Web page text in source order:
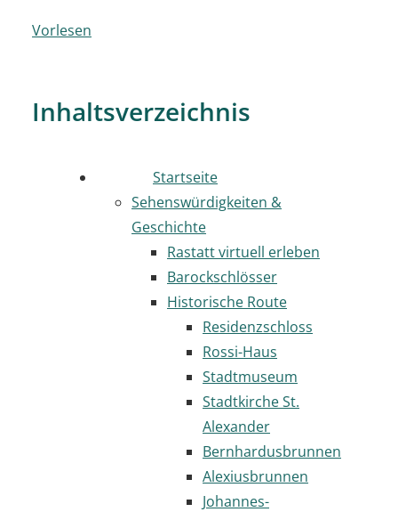
Vorlesen
Inhaltsverzeichnis
Startseite
Sehenswürdigkeiten &
Geschichte
Rastatt virtuell erleben
Barockschlösser
Historische Route
Residenzschloss
Rossi-Haus
Stadtmuseum
Stadtkirche St.
Alexander
Bernhardusbrunnen
Alexiusbrunnen
Johannes-